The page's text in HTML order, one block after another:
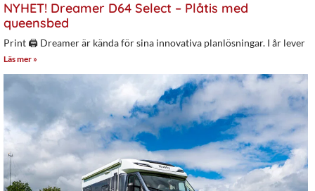
NYHET! Dreamer D64 Select – Plåtis med
queensbed
Print 🖨 Dreamer är kända för sina innovativa planlösningar. I år lever
Läs mer »